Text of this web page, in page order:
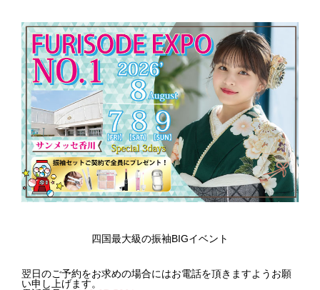
四国最大級の振袖BIGイベント
翌日のご予約をお求めの場合にはお電話を頂きますようお願
い申し上げます。